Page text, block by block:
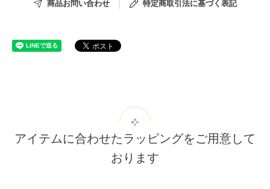
商品お問い合わせ 特定商取引法に基づく表記
アイテムに合わせたラッピングをご用意して
おります